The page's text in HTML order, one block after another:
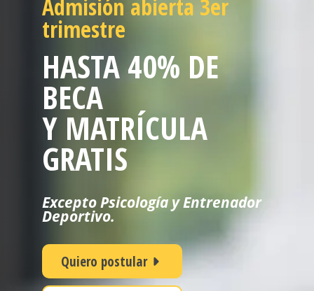
Admisión abierta 3er
trimestre
HASTA 40% DE
BECA
Y MATRÍCULA
GRATIS
Excepto Psicología y Entrenador
Deportivo.
Quiero postular